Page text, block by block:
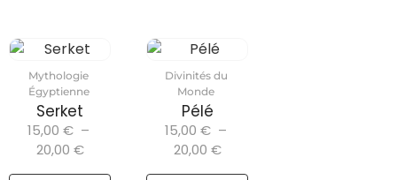
Mythologie
Égyptienne
Serket
15,00 € –
20,00 €
Divinités du
Monde
Pélé
15,00 € –
20,00 €